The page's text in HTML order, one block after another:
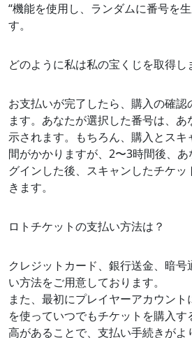
“機能を使用し、ランダムに番号を
す。
どのように私は私の宝くじを取得し
お支払いが完了したら、購入の確認
ます。あなたが選択した番号は、
示されます。もちろん、購入とス
間がかかりますが、2〜3時間後、
グインした後、スキャンしたチケ
きます。
ロトチケットの支払い方法は？
クレジットカード、銀行送金、暗
い方法をご用意しております。
また、最初にプレイヤーアカウン
を使っていつでもチケットを購入
高があることで、支払い手続きがよ